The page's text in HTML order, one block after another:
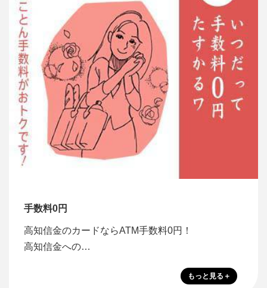
手数料0円
高知信金のカードならATM手数料0円！
高知信金への…